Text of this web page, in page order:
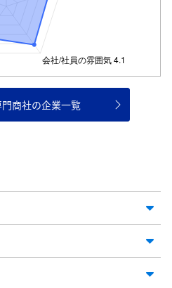
商社の企業一覧